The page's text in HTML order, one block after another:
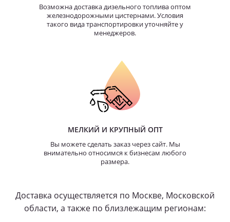
Возможна доставка дизельного топлива оптом
железнодорожными цистернами. Условия
такого вида транспортировки уточняйте у
менеджеров.
МЕЛКИЙ И КРУПНЫЙ ОПТ
Вы можете сделать заказ через сайт. Мы
внимательно относимся к бизнесам любого
размера.
Доставка осуществляется по Москве, Московской
области, а также по близлежащим регионам: